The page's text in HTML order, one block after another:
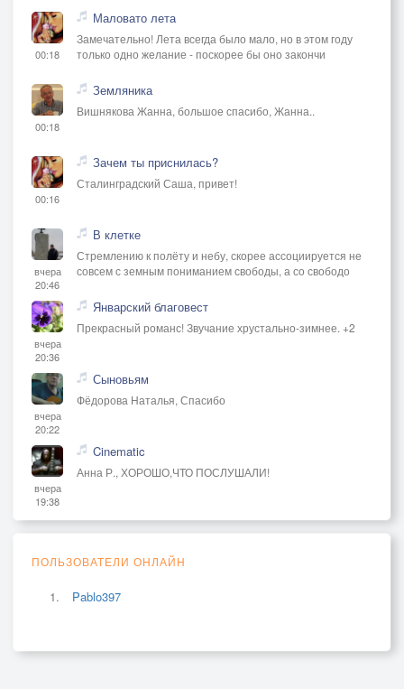
00:18
Маловато лета
Замечательно! Лета всегда было мало, но в этом году
только одно желание - поскорее бы оно закончи
00:18
Земляника
Вишнякова Жанна, большое спасибо, Жанна..
00:16
Зачем ты приснилась?
Сталинградский Саша, привет!
вчера
20:46
В клетке
Стремлению к полёту и небу, скорее ассоциируется не
совсем с земным пониманием свободы, а со свободо
вчера
20:36
Январский благовест
Прекрасный романс! Звучание хрустально-зимнее. +2
вчера
20:22
Сыновьям
Фёдорова Наталья, Спасибо
вчера
19:38
Cinematic
Анна Р., ХОРОШО,ЧТО ПОСЛУШАЛИ!
ПОЛЬЗОВАТЕЛИ ОНЛАЙН
Pablo397